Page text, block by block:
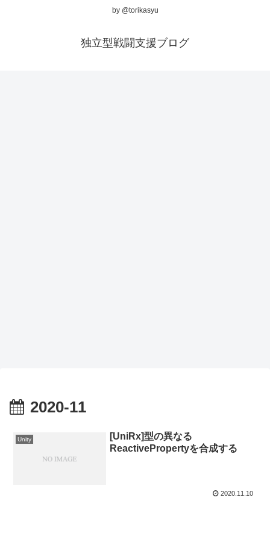
by @torikasyu
独立型戦闘支援ブログ
2020-11
Unity
[UniRx]型の異なる
ReactivePropertyを合成する
2020.11.10